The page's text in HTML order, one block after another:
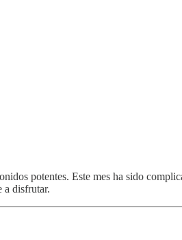
potentes. Este mes ha sido
a disfrutar.